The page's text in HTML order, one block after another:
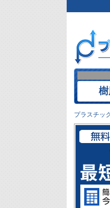
プラスチッ